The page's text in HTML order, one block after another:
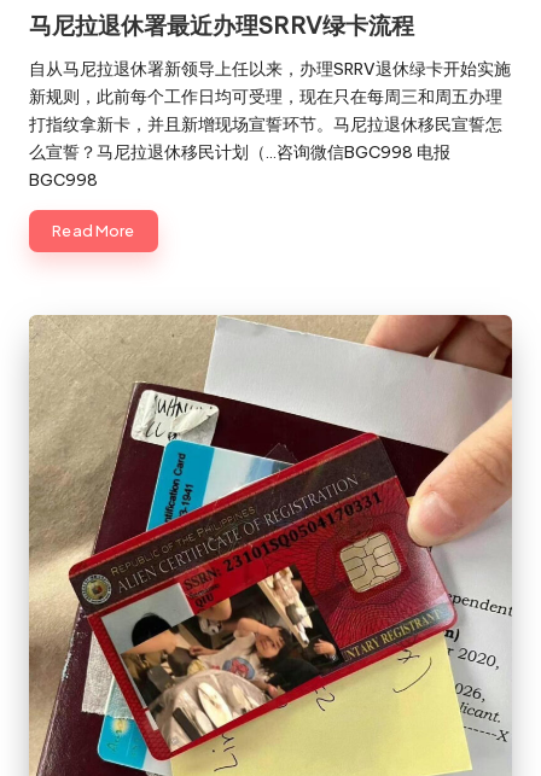
马尼拉退休署最近办理SRRV绿卡流程
自从马尼拉退休署新领导上任以来，办理SRRV退休绿卡开始实施
新规则，此前每个工作日均可受理，现在只在每周三和周五办理
打指纹拿新卡，并且新增现场宣誓环节。马尼拉退休移民宣誓怎
么宣誓？马尼拉退休移民计划（…咨询微信BGC998 电报
BGC998
Read More